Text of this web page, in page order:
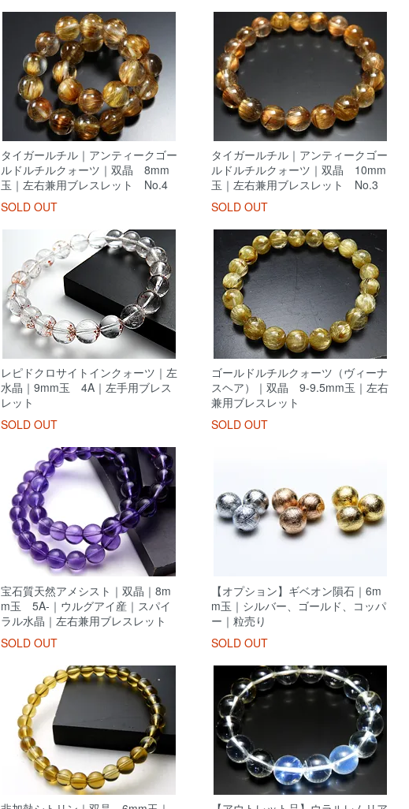
タイガールチル｜アンティークゴー
ルドルチルクォーツ｜双晶 8mm
玉｜左右兼用ブレスレット No.4
SOLD OUT
タイガールチル｜アンティークゴー
ルドルチルクォーツ｜双晶 10mm
玉｜左右兼用ブレスレット No.3
SOLD OUT
レピドクロサイトインクォーツ｜左
水晶｜9mm玉 4A｜左手用ブレス
レット
SOLD OUT
ゴールドルチルクォーツ（ヴィーナ
スヘア）｜双晶 9-9.5mm玉｜左右
兼用ブレスレット
SOLD OUT
宝石質天然アメシスト｜双晶｜8m
m玉 5A-｜ウルグアイ産｜スパイ
ラル水晶｜左右兼用ブレスレット
SOLD OUT
【オプション】ギベオン隕石｜6m
m玉｜シルバー、ゴールド、コッパ
ー｜粒売り
SOLD OUT